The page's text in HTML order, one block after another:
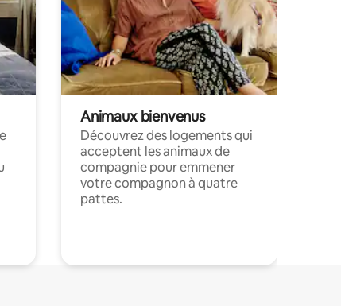
Animaux bienvenus
Découvrez des logements qui
acceptent les animaux de
compagnie pour emmener
votre compagnon à quatre
pattes.